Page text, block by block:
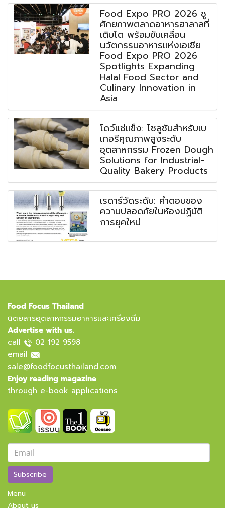
Food Expo PRO 2026 ชู
ศักยภาพตลาดอาหารฮาลาลที่
เติบโต พร้อมขับเคลื่อน
นวัตกรรมอาหารแห่งเอเชีย
Food Expo PRO 2026
Spotlights Expanding
Halal Food Sector and
Culinary Innovation in
Asia
โดว์แช่แข็ง: โซลูชันสำหรับเบ
เกอรีคุณภาพสูงระดับ
อุตสาหกรรม Frozen Dough
Solutions for Industrial-
Quality Bakery Products
เรดาร์วัดระดับ: คำตอบของ
ความปลอดภัยในห้องปฏิบัติ
การยุคใหม่
Food Focus Thailand
นิตยสารอุตสาหกรรมอาหารและเครื่องดื่ม
Advertise with us.
call
02 192 9598
email
sale@foodfocusthailand.com
Enjoy reading magazine
through e-book applications
Subscribe
Menu
About us